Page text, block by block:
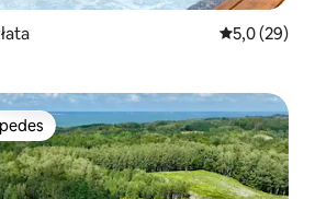
Calificación
5,0 (29)